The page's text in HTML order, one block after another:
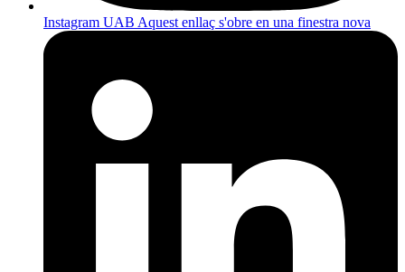
Instagram UAB Aquest enllaç s'obre en una finestra nova